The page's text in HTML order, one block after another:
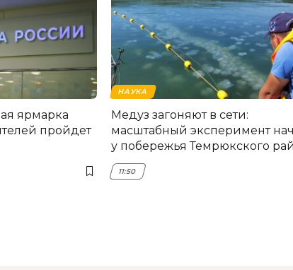
ярмарка
пройдет
НАУКА
Медуз загоняют в сети:
масштабный эксперимент
у побережья Темрюкского
11:50